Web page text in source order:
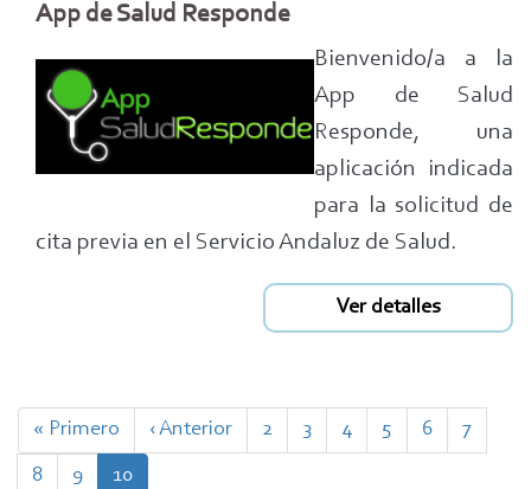
App de Salud Responde
Bienvenido/a a la
App de Salud
Responde, una
aplicación indicada
para la solicitud de
cita previa en el Servicio Andaluz de Salud.
Ver detalles
Paginación
Primera
página
« Primero
Página
anterior
‹ Anterior Page
2 Page
3 Page
4 Page
5 Page
6 Page
7
Page
8 Page
9
Página
10